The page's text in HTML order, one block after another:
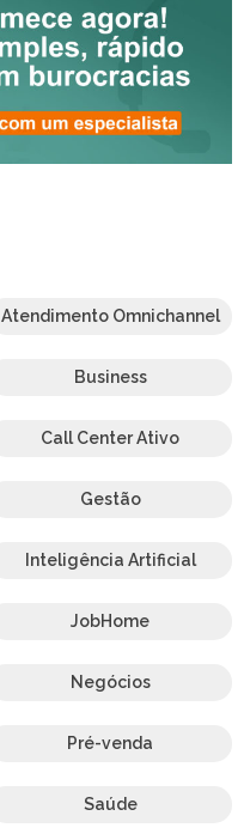
Atendimento Omnichannel
Business
Call Center Ativo
Gestão
Inteligência Artificial
JobHome
Negócios
Pré-venda
Saúde